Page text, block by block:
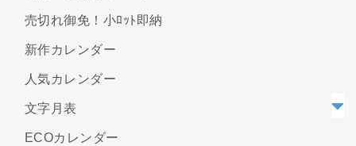
売切れ御免！小ﾛｯﾄ即納
新作カレンダー
人気カレンダー
文字月表
ECOカレンダー